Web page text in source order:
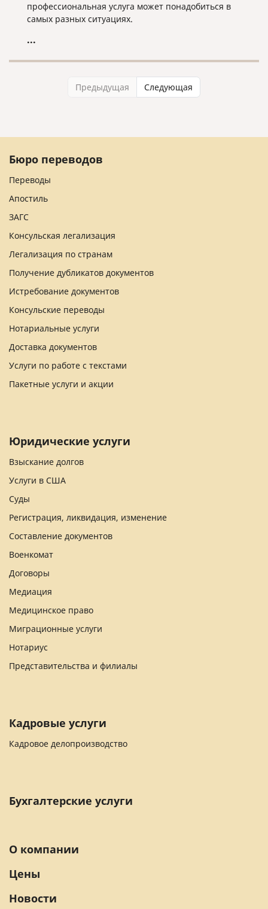
профессиональная услуга может понадобиться в
самых разных ситуациях.
...
Предыдущая Следующая
Бюро переводов
Переводы
Апостиль
ЗАГС
Консульская легализация
Легализация по странам
Получение дубликатов документов
Истребование документов
Консульские переводы
Нотариальные услуги
Доставка документов
Услуги по работе с текстами
Пакетные услуги и акции
Юридические услуги
Взыскание долгов
Услуги в США
Суды
Регистрация, ликвидация, изменение
Составление документов
Военкомат
Договоры
Медиация
Медицинское право
Миграционные услуги
Нотариус
Представительства и филиалы
Кадровые услуги
Кадровое делопроизводство
Бухгалтерские услуги
О компании
Цены
Новости